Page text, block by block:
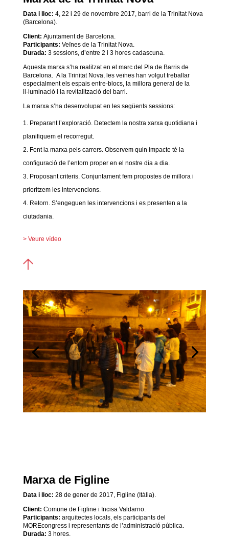
Data i lloc: 4, 22 i 29 de novembre 2017, barri de la Trinitat Nova
(Barcelona).
Client: Ajuntament de Barcelona.
Participants: Veïnes de la Trinitat Nova.
Durada: 3 sessions, d’entre 2 i 3 hores cadascuna.
Aquesta marxa s’ha realitzat en el marc del Pla de Barris de
Barcelona. A la Trinitat Nova, les veïnes han volgut treballar
especialment els espais entre-blocs, la millora general de la
il·luminació i la revitalització del barri.
La marxa s’ha desenvolupat en les següents sessions:
Preparant l’exploració. Detectem la nostra xarxa quotidiana i
planifiquem el recorregut.
Fent la marxa pels carrers. Observem quin impacte té la
configuració de l’entorn proper en el nostre dia a dia.
Proposant criteris. Conjuntament fem propostes de millora i
prioritzem les intervencions.
Retorn. S’engeguen les intervencions i es presenten a la
ciutadania.
> Veure vídeo
Marxa de Figline
Data i lloc: 28 de gener de 2017, Figline (Itàlia).
Client: Comune de Figline i Incisa Valdarno.
Participants: arquitectes locals, els participants del
MOREcongress i representants de l’administració pública.
Durada: 3 hores.